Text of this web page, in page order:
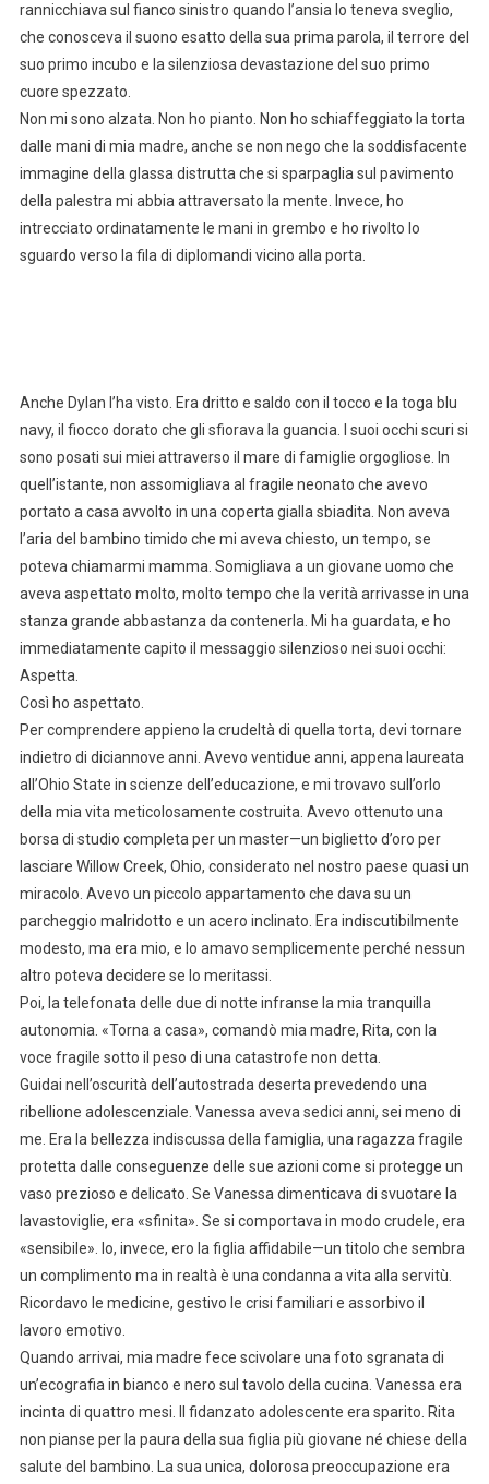
rannicchiava sul fianco sinistro quando l’ansia lo teneva sveglio,
che conosceva il suono esatto della sua prima parola, il terrore del
suo primo incubo e la silenziosa devastazione del suo primo
cuore spezzato.
Non mi sono alzata. Non ho pianto. Non ho schiaffeggiato la torta
dalle mani di mia madre, anche se non nego che la soddisfacente
immagine della glassa distrutta che si sparpaglia sul pavimento
della palestra mi abbia attraversato la mente. Invece, ho
intrecciato ordinatamente le mani in grembo e ho rivolto lo
sguardo verso la fila di diplomandi vicino alla porta.
Anche Dylan l’ha visto. Era dritto e saldo con il tocco e la toga blu
navy, il fiocco dorato che gli sfiorava la guancia. I suoi occhi scuri si
sono posati sui miei attraverso il mare di famiglie orgogliose. In
quell’istante, non assomigliava al fragile neonato che avevo
portato a casa avvolto in una coperta gialla sbiadita. Non aveva
l’aria del bambino timido che mi aveva chiesto, un tempo, se
poteva chiamarmi mamma. Somigliava a un giovane uomo che
aveva aspettato molto, molto tempo che la verità arrivasse in una
stanza grande abbastanza da contenerla. Mi ha guardata, e ho
immediatamente capito il messaggio silenzioso nei suoi occhi:
Aspetta.
Così ho aspettato.
Per comprendere appieno la crudeltà di quella torta, devi tornare
indietro di diciannove anni. Avevo ventidue anni, appena laureata
all’Ohio State in scienze dell’educazione, e mi trovavo sull’orlo
della mia vita meticolosamente costruita. Avevo ottenuto una
borsa di studio completa per un master—un biglietto d’oro per
lasciare Willow Creek, Ohio, considerato nel nostro paese quasi un
miracolo. Avevo un piccolo appartamento che dava su un
parcheggio malridotto e un acero inclinato. Era indiscutibilmente
modesto, ma era mio, e lo amavo semplicemente perché nessun
altro poteva decidere se lo meritassi.
Poi, la telefonata delle due di notte infranse la mia tranquilla
autonomia. «Torna a casa», comandò mia madre, Rita, con la
voce fragile sotto il peso di una catastrofe non detta.
Guidai nell’oscurità dell’autostrada deserta prevedendo una
ribellione adolescenziale. Vanessa aveva sedici anni, sei meno di
me. Era la bellezza indiscussa della famiglia, una ragazza fragile
protetta dalle conseguenze delle sue azioni come si protegge un
vaso prezioso e delicato. Se Vanessa dimenticava di svuotare la
lavastoviglie, era «sfinita». Se si comportava in modo crudele, era
«sensibile». Io, invece, ero la figlia affidabile—un titolo che sembra
un complimento ma in realtà è una condanna a vita alla servitù.
Ricordavo le medicine, gestivo le crisi familiari e assorbivo il
lavoro emotivo.
Quando arrivai, mia madre fece scivolare una foto sgranata di
un’ecografia in bianco e nero sul tavolo della cucina. Vanessa era
incinta di quattro mesi. Il fidanzato adolescente era sparito. Rita
non pianse per la paura della sua figlia più giovane né chiese della
salute del bambino. La sua unica, dolorosa preoccupazione era